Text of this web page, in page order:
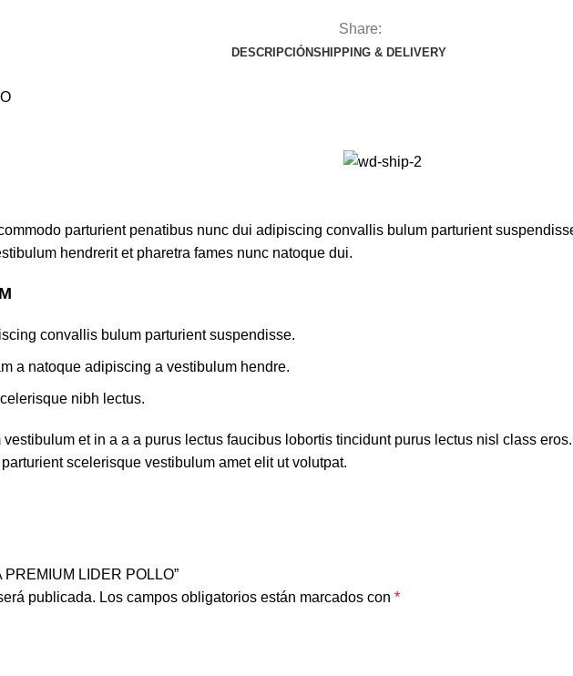
Share:
DESCRIPCIÓNSHIPPING & DELIVERY
parturient penatibus nunc dui adipiscing convallis bulum parturient
hendrerit et pharetra fames nunc natoque dui.
convallis bulum parturient suspendisse.
a natoque adipiscing a vestibulum hendre.
nibh lectus.
et in a a a purus lectus faucibus lobortis tincidunt purus lectus nisl class
scelerisque vestibulum amet elit ut volutpat.
LIDER POLLO”
publicada. Los campos obligatorios están marcados con *